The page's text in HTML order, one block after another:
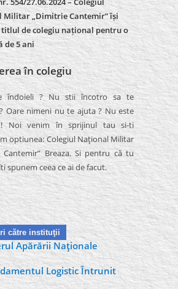
Militar „Dimitrie Cantemir” își
de colegiu național pentru o
de 5 ani
în colegiu
îndoieli ? Nu stii încotro sa te
Oare nimeni nu te ajuta ? Nu este
Noi venim în sprijinul tau si-ti
optiunea: Colegiul Naţional Militar
Cantemir” Breaza. Si pentru că tu
spunem ceea ce ai de facut.
către instituţii
Apărării Naţionale
Logistic Întrunit